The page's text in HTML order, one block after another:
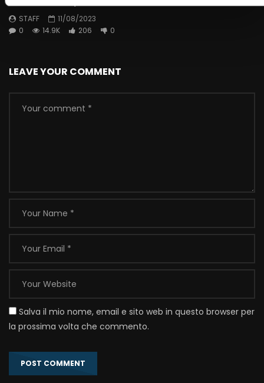
STAFF
11/08/2023
0
14.9K 206 0
LEAVE YOUR COMMENT
Salva il mio nome, email e sito web in questo browser per
la prossima volta che commento.